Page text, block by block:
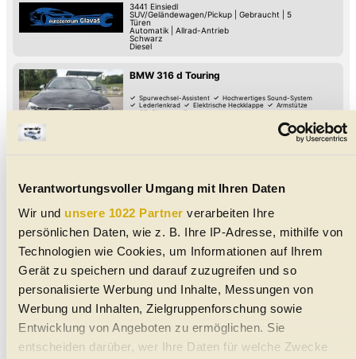
Verantwortungsvoller Umgang mit Ihren Daten
Wir und unsere 1022 Partner verarbeiten Ihre
persönlichen Daten, wie z. B. Ihre IP-Adresse, mithilfe von
Technologien wie Cookies, um Informationen auf Ihrem
Gerät zu speichern und darauf zuzugreifen und so
personalisierte Werbung und Inhalte, Messungen von
Werbung und Inhalten, Zielgruppenforschung sowie
Entwicklung von Angeboten zu ermöglichen. Sie
entscheiden darüber, wer Ihre Daten für welche Zwecke
3441 Einsiedl
SUV/Geländewagen/Pickup| Gebraucht
5
Türen
Automatik| Allrad-Antrieb
Schwarz
Diesel
BMW 316 d Touring
Spurwechsel-Assistent
Hochwertiges Sound-System
Lederlenkrad
Elektrische Heckklappe
Armstütze
CD-Player
Regensensor
Lichtsensor
116 PS (85 kW)
€ 5.190,-
BMW 520 - 520d xDrive DPF
Abstands-Warnung USB
Hochwertiges Sound-System
Armstütze
Adaptiver Tempomat
€ 10.190,-
3441 Einsiedl
Limousine |Gebraucht|
4 Türen
Automatik
Allrad-Antrieb
Weiß
BMW X5 3,0sd Aut.